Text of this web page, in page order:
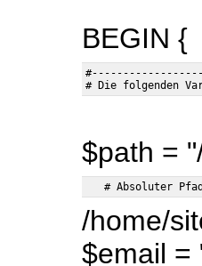
BEGIN {
$path =
/home/
$email =